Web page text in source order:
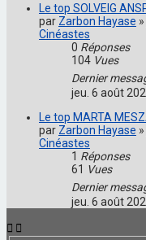
Le top SOLVEIG
par Zarbon Hayase
Cinéastes
0 Réponses
104 Vues
Dernier
jeu. 6 août
Le top MARTA
par Zarbon Hayase
Cinéastes
1 Réponses
61 Vues
Dernier
jeu. 6 août